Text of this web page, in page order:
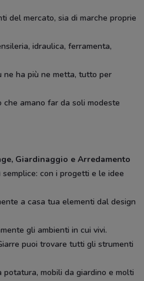
del mercato, sia di marche proprie
idraulica, ferramenta,
ne ha più ne metta, tutto per
amano far da soli modeste
Giardinaggio e Arredamento
con i progetti e le idee
a casa tua elementi dal design
gli ambienti in cui vivi.
puoi trovare tutti gli strumenti
mobili da giardino e molti